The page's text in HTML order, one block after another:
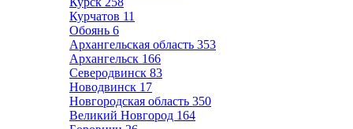
Курчатов 11
Обоянь 6
Архангельская область 353
Архангельск 166
Северодвинск 83
Новодвинск 17
Новгородская область 350
Великий Новгород 164